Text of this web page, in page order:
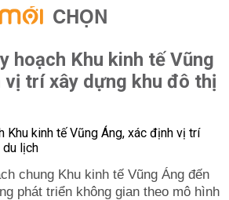
CHỌN
hoạch Khu kinh tế Vũng
vị trí xây dựng khu đô thị
chung Khu kinh tế Vũng Áng đến
phát triển không gian theo mô hình